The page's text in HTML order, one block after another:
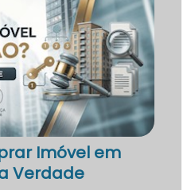
Imóvel em
Verdade